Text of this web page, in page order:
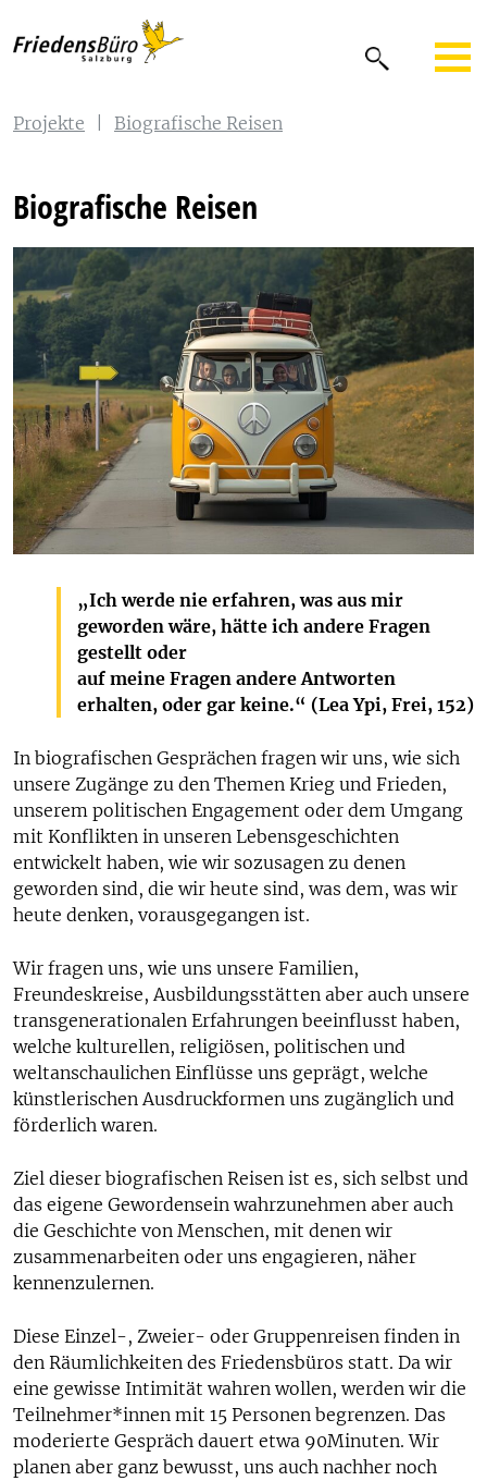
Projekte Biografische Reisen
Biografische Reisen
„Ich werde nie erfahren, was aus mir
geworden wäre, hätte ich andere Fragen
gestellt oder
auf meine Fragen andere Antworten
erhalten, oder gar keine.“ (Lea Ypi, Frei, 152)
In biografischen Gesprächen fragen wir uns, wie sich
unsere Zugänge zu den Themen Krieg und Frieden,
unserem politischen Engagement oder dem Umgang
mit Konflikten in unseren Lebensgeschichten
entwickelt haben, wie wir sozusagen zu denen
geworden sind, die wir heute sind, was dem, was wir
heute denken, vorausgegangen ist.
Wir fragen uns, wie uns unsere Familien,
Freundeskreise, Ausbildungsstätten aber auch unsere
transgenerationalen Erfahrungen beeinflusst haben,
welche kulturellen, religiösen, politischen und
weltanschaulichen Einflüsse uns geprägt, welche
künstlerischen Ausdruckformen uns zugänglich und
förderlich waren.
Ziel dieser biografischen Reisen ist es, sich selbst und
das eigene Gewordensein wahrzunehmen aber auch
die Geschichte von Menschen, mit denen wir
zusammenarbeiten oder uns engagieren, näher
kennenzulernen.
Diese Einzel-, Zweier- oder Gruppenreisen finden in
den Räumlichkeiten des Friedensbüros statt. Da wir
eine gewisse Intimität wahren wollen, werden wir die
Teilnehmer*innen mit 15 Personen begrenzen. Das
moderierte Gespräch dauert etwa 90Minuten. Wir
planen aber ganz bewusst, uns auch nachher noch